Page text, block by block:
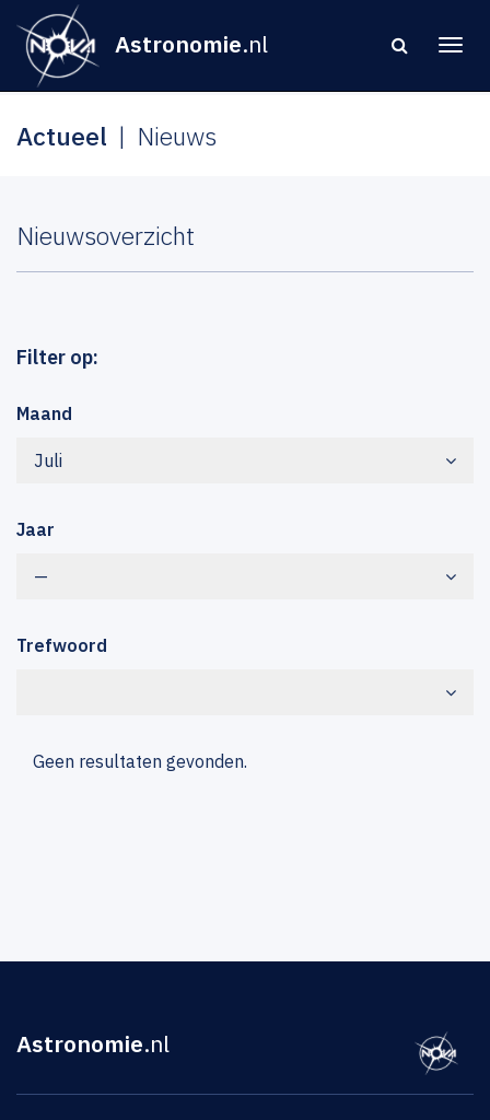
Astronomie.nl
Actueel Nieuws
Nieuwsoverzicht
Filter op:
Maand
Juli
Jaar
—
Trefwoord
Geen resultaten gevonden.
Astronomie.nl